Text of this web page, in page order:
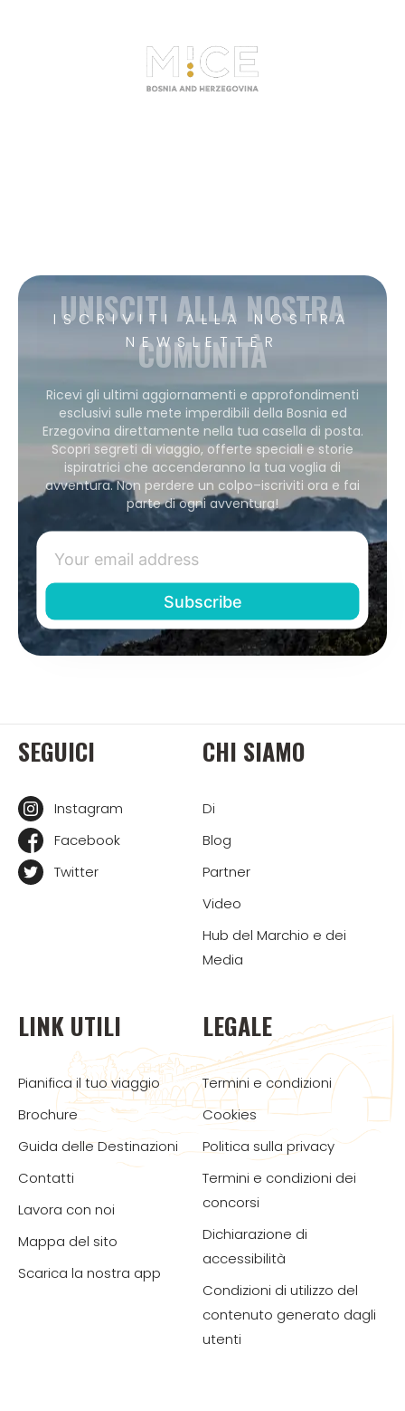
ISCRIVITI ALLA NOSTRA
NEWSLETTER
UNISCITI ALLA NOSTRA
COMUNITÀ
Ricevi gli ultimi aggiornamenti e approfondimenti
esclusivi sulle mete imperdibili della Bosnia ed
Erzegovina direttamente nella tua casella di posta.
Scopri segreti di viaggio, offerte speciali e storie
ispiratrici che accenderanno la tua voglia di
avventura. Non perdere un colpo–iscriviti ora e fai
parte di ogni avventura!
SEGUICI
Instagram
Facebook
Twitter
CHI SIAMO
Di
Blog
Partner
Video
Hub del Marchio e dei
Media
LINK UTILI
Pianifica il tuo viaggio
Brochure
Guida delle Destinazioni
Contatti
Lavora con noi
Mappa del sito
Scarica la nostra app
LEGALE
Termini e condizioni
Cookies
Politica sulla privacy
Termini e condizioni dei
concorsi
Dichiarazione di
accessibilità
Condizioni di utilizzo del
contenuto generato dagli
utenti